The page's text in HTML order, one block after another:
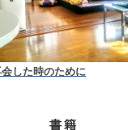
した時のために
書籍